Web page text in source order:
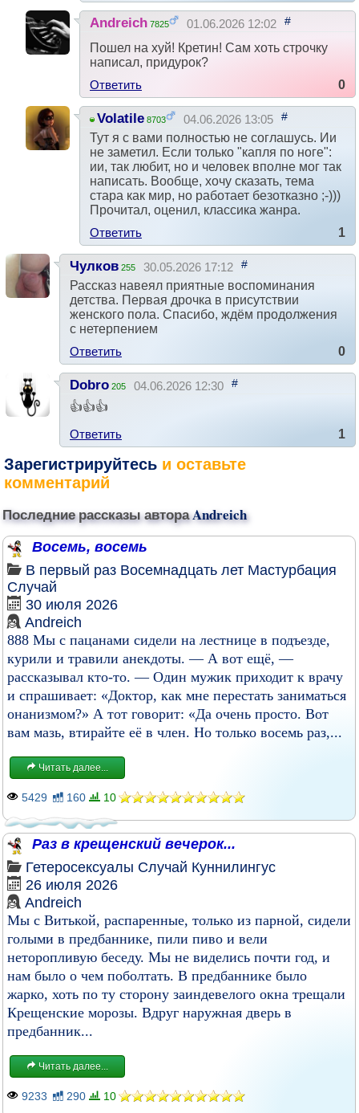
Andreich 7825 01.06.2026 12:02 #
Пошел на хуй! Кретин! Сам хоть строчку
написал, придурок?
Ответить
0
Volatile 8703 04.06.2026 13:05 #
Тут я с вами полностью не соглашусь. Ии
не заметил. Если только "капля по ноге":
ии, так любит, но и человек вполне мог так
написать. Вообще, хочу сказать, тема
стара как мир, но работает безотказно ;-)))
Прочитал, оценил, классика жанра.
Ответить
1
Чулков 255 30.05.2026 17:12 #
Рассказ навеял приятные воспоминания
детства. Первая дрочка в присутствии
женского пола. Спасибо, ждём продолжения
с нетерпением
Ответить
0
Dobro 205 04.06.2026 12:30 #
👍👍👍
Ответить
1
Зарегистрируйтесь и оставьте
комментарий
Последние рассказы автораAndreich
Восемь, восемь
В первый раз Восемнадцать лет Мастурбация
Случай
30 июля 2026
Andreich
888 Мы с пацанами сидели на лестнице в подъезде,
курили и травили анекдоты. — А вот ещё, —
рассказывал кто-то. — Один мужик приходит к врачу
и спрашивает: «Доктор, как мне перестать заниматься
онанизмом?» А тот говорит: «Да очень просто. Вот
вам мазь, втирайте её в член. Но только восемь раз,...
Читать далее...
5429 160 10
Раз в крещенский вечерок...
Гетеросексуалы Случай Куннилингус
26 июля 2026
Andreich
Мы с Витькой, распаренные, только из парной, сидели
голыми в предбаннике, пили пиво и вели
неторопливую беседу. Мы не виделись почти год, и
нам было о чем поболтать. В предбаннике было
жарко, хоть по ту сторону заиндевелого окна трещали
Крещенские морозы. Вдруг наружная дверь в
предбанник...
Читать далее...
9233 290 10